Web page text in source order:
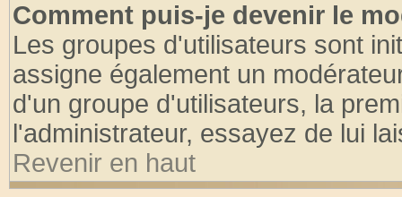
Comment puis-je devenir le
Les groupes d'utilisateurs sont
assigne également un
d'un groupe d'utilisateurs, la
l'administrateur, essayez de lui
Revenir en haut